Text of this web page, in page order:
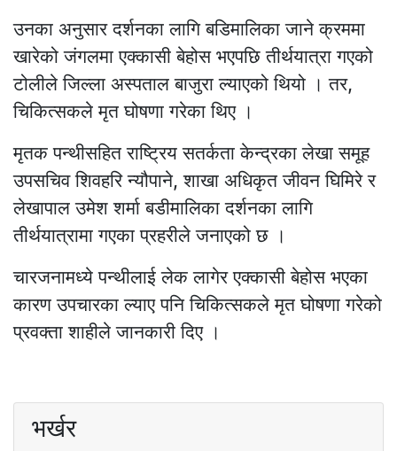
उनका अनुसार दर्शनका लागि बडिमालिका जाने क्रममा
खारेको जंगलमा एक्कासी बेहोस भएपछि तीर्थयात्रा गएको
टोलीले जिल्ला अस्पताल बाजुरा ल्याएको थियो । तर,
चिकित्सकले मृत घोषणा गरेका थिए ।
मृतक पन्थीसहित राष्ट्रिय सतर्कता केन्द्रका लेखा समूह
उपसचिव शिवहरि न्यौपाने, शाखा अधिकृत जीवन घिमिरे र
लेखापाल उमेश शर्मा बडीमालिका दर्शनका लागि
तीर्थयात्रामा गएका प्रहरीले जनाएको छ ।
चारजनामध्ये पन्थीलाई लेक लागेर एक्कासी बेहोस भएका
कारण उपचारका ल्याए पनि चिकित्सकले मृत घोषणा गरेको
प्रवक्ता शाहीले जानकारी दिए ।
भर्खर